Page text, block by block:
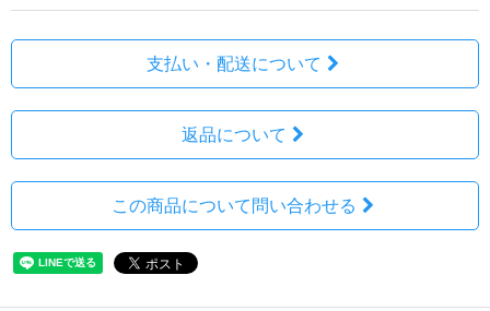
支払い・配送について
返品について
この商品について問い合わせる